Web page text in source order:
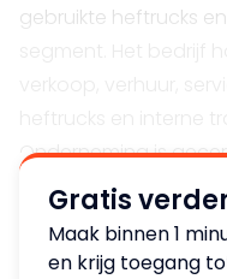
gebruikte heftrucks
Onderneming is
zijn vakkundig en
werkplaats en
aan.
Gratis
Maak binnen 1
en krijg toegang